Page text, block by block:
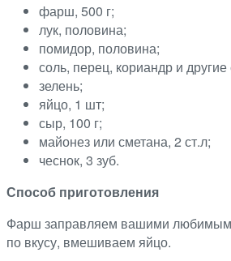
фарш, 500 г;
лук, половина;
помидор, половина;
соль, перец, кориандр и другие
зелень;
яйцо, 1 шт;
сыр, 100 г;
майонез или сметана, 2 ст.л;
чеснок, 3 зуб.
Способ приготовления
Фарш заправляем вашими
по вкусу, вмешиваем яйцо.